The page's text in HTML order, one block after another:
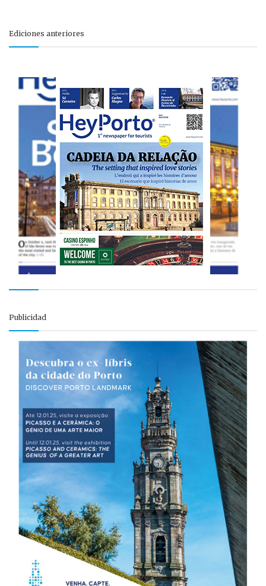
Ediciones anteriores
Publicidad